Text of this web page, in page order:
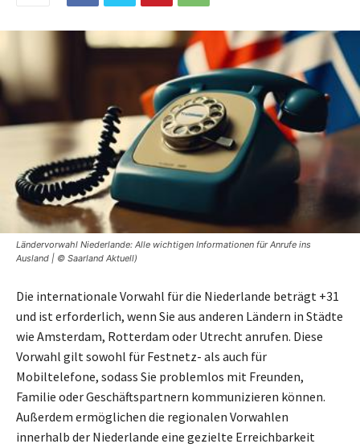
Ländervorwahl Niederlande: Alle wichtigen Informationen für Anrufe ins
Ausland | © Saarland Aktuell)
Die internationale Vorwahl für die Niederlande beträgt +31
und ist erforderlich, wenn Sie aus anderen Ländern in Städte
wie Amsterdam, Rotterdam oder Utrecht anrufen. Diese
Vorwahl gilt sowohl für Festnetz- als auch für
Mobiltelefone, sodass Sie problemlos mit Freunden,
Familie oder Geschäftspartnern kommunizieren können.
Außerdem ermöglichen die regionalen Vorwahlen
innerhalb der Niederlande eine gezielte Erreichbarkeit